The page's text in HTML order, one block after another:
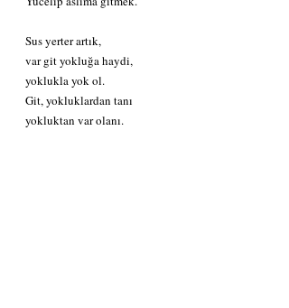
Sus yerter artık,
var git yokluğa haydi,
yoklukla yok ol.
Git, yokluklardan tanı
yokluktan var olanı.